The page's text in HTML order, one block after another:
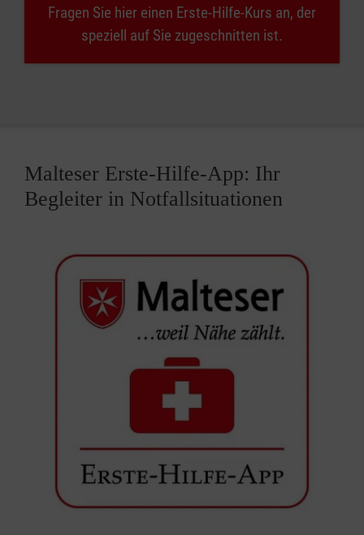
Fragen Sie hier einen Erste-Hilfe-Kurs an, der
speziell auf Sie zugeschnitten ist.
Malteser Erste-Hilfe-App: Ihr
Begleiter in Notfallsituationen